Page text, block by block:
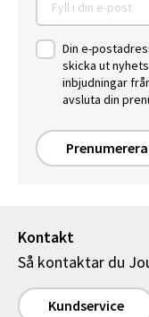
Din e-
skicka ut
inbjudningar
avsluta din
Prenumerera
Kontakt
Så kontaktar du
Kundservice